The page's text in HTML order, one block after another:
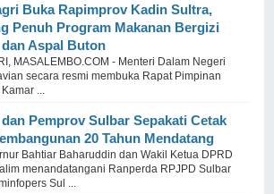
Buka Rapimprov Kadin Sultra,
Penuh Program Makanan Bergizi
Aspal Buton
MASALEMBO.COM - Menteri Dalam Negeri
secara resmi membuka Rapat Pimpinan
...
dan Pemprov Sulbar Sepakati Cetak
20 Tahun Mendatang
Bahtiar Baharuddin dan Wakil Ketua DPRD
menandatangani Ranperda RPJPD Sulbar
Sul ...